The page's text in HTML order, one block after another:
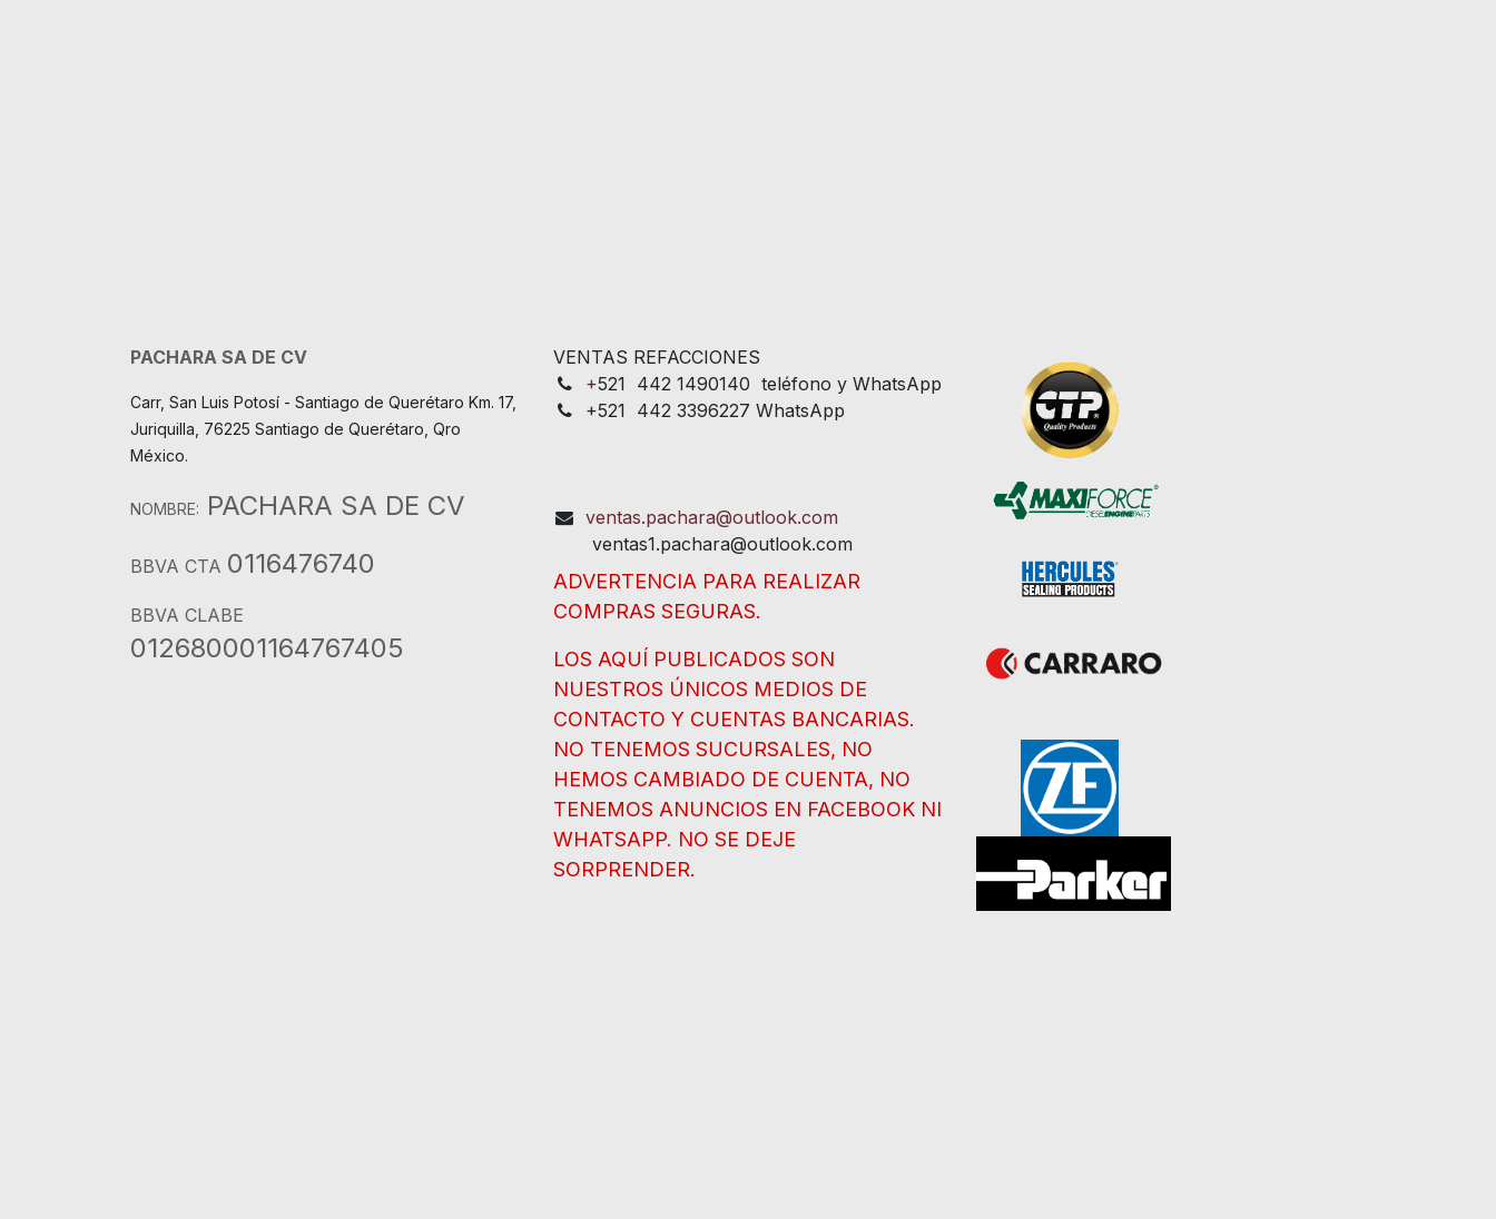
PACHARA SA DE CV
Carr, San Luis Potosí - Santiago de Querétaro Km. 17,
Juriquilla, 76225 Santiago de Querétaro, Qro
México.
NOMBRE: PACHARA SA DE CV
BBVA CTA 0116476740
BBVA CLABE
012680001164767405
VENTAS REFACCIONES
+521 442 1490140 teléfono y WhatsApp
+521 442 3396227 WhatsApp
ventas.pachara@outlook.com
ventas1.pachara@outlook.com
ADVERTENCIA PARA REALIZAR
COMPRAS SEGURAS.
LOS AQUÍ PUBLICADOS SON
NUESTROS ÚNICOS MEDIOS DE
CONTACTO Y CUENTAS BANCARIAS.
NO TENEMOS SUCURSALES, NO
HEMOS CAMBIADO DE CUENTA, NO
TENEMOS ANUNCIOS EN FACEBOOK NI
WHATSAPP. NO SE DEJE
SORPRENDER.